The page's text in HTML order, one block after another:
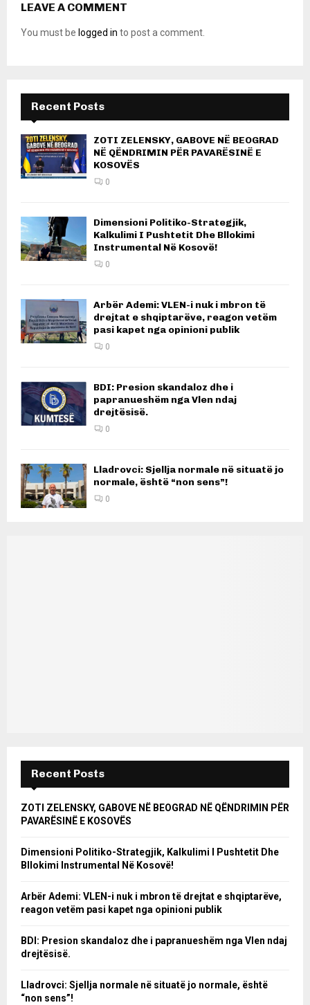
LEAVE A COMMENT
You must be logged in to post a comment.
Recent Posts
ZOTI ZELENSKY, GABOVE NË BEOGRAD
NË QËNDRIMIN PËR PAVARËSINË E
KOSOVËS
0
Dimensioni Politiko-Strategjik,
Kalkulimi I Pushtetit Dhe Bllokimi
Instrumental Në Kosovë!
0
Arbër Ademi: VLEN-i nuk i mbron të
drejtat e shqiptarëve, reagon vetëm
pasi kapet nga opinioni publik
0
BDI: Presion skandaloz dhe i
papranueshëm nga Vlen ndaj
drejtësisë.
0
Lladrovci: Sjellja normale në situatë jo
normale, është “non sens”!
0
Recent Posts
ZOTI ZELENSKY, GABOVE NË BEOGRAD NË QËNDRIMIN PËR
PAVARËSINË E KOSOVËS
Dimensioni Politiko-Strategjik, Kalkulimi I Pushtetit Dhe
Bllokimi Instrumental Në Kosovë!
Arbër Ademi: VLEN-i nuk i mbron të drejtat e shqiptarëve,
reagon vetëm pasi kapet nga opinioni publik
BDI: Presion skandaloz dhe i papranueshëm nga Vlen ndaj
drejtësisë.
Lladrovci: Sjellja normale në situatë jo normale, është
“non sens”!